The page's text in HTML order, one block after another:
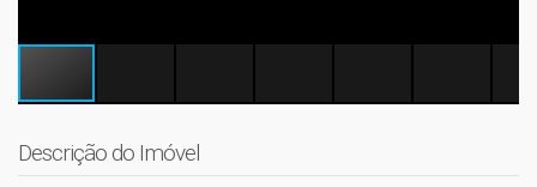
Descrição do Imóvel